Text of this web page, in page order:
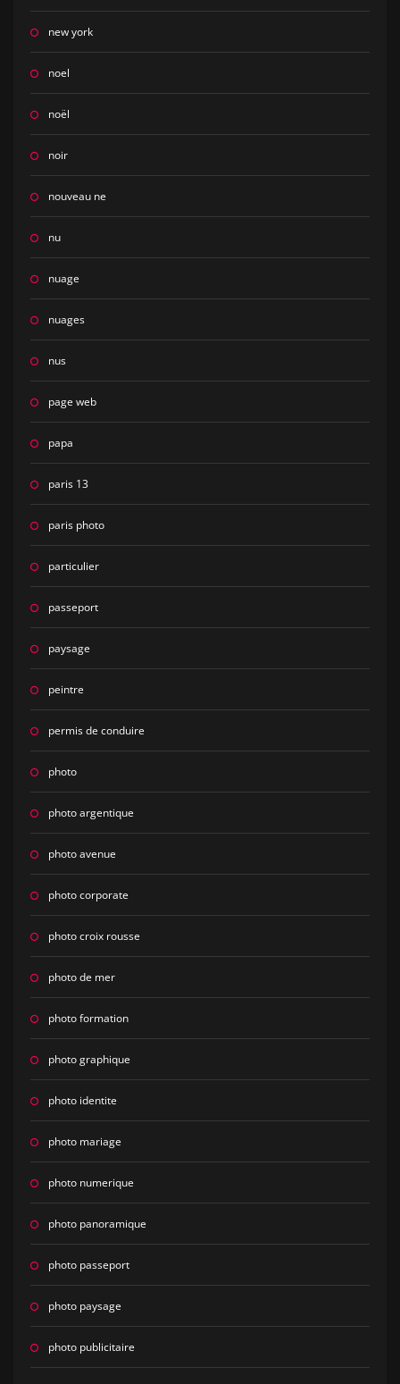
new york
noel
noël
noir
nouveau ne
nu
nuage
nuages
nus
page web
papa
paris 13
paris photo
particulier
passeport
paysage
peintre
permis de conduire
photo
photo argentique
photo avenue
photo corporate
photo croix rousse
photo de mer
photo formation
photo graphique
photo identite
photo mariage
photo numerique
photo panoramique
photo passeport
photo paysage
photo publicitaire